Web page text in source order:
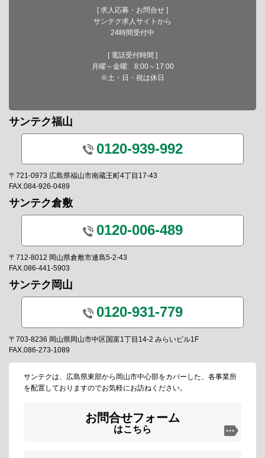
[ 求人応募・お問合せ ]
サンテク求人サイトから
24時間受付中
[ 電話受付時間 ]
月曜～金曜 8:00～17:00
※土・日・祝は休日
サンテク福山
0120-939-992
〒721-0973 広島県福山市南蔵王町4丁目17-43
FAX.084-926-0489
サンテク倉敷
0120-006-489
〒712-8012 岡山県倉敷市連島5-2-43
FAX.086-441-5903
サンテク岡山
0120-931-779
〒703-8236 岡山県岡山市中区国富1丁目14-2 みらいビル1F
FAX.086-273-1089
サンテクは、広島県東部から岡山市中心部をカバーした、各事業所
を配置しておりますのでお気軽にお訪ねください。
お問合せフォーム
はこちら